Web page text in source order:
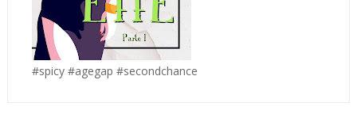
#spicy #agegap #secondchance